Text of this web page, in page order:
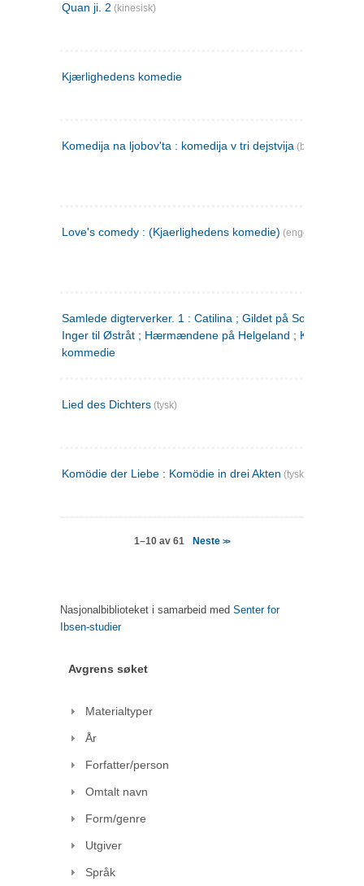
Quan ji. 2 (kinesisk)
Kjærlighedens komedie
Komedija na ljobov'ta : komedija v tri dejstvija (bulgarsk)
Love's comedy : (Kjaerlighedens komedie) (engelsk)
Samlede digterverker. 1 : Catilina ; Gildet på Solhaug ; Fru
Inger til Østråt ; Hærmændene på Helgeland ;
kommedie
Lied des Dichters (tysk)
Komödie der Liebe : Komödie in drei Akten (tysk)
1–10 av 61 Neste>>
Nasjonalbiblioteket i samarbeid med Senter for
Ibsen-studier
Avgrens søket
Materialtyper
År
Forfatter/person
Omtalt navn
Form/genre
Utgiver
Språk